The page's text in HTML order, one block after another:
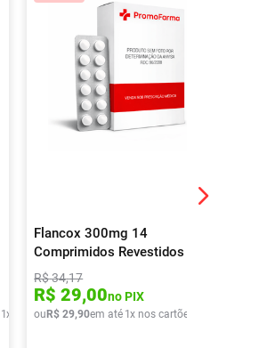
1x de R$ 56,06
Flancox 300mg 14
Comprimidos Revestidos
R$34,17
R$ 29,00no PIX
ouR$ 29,90em até 1x nos cartões